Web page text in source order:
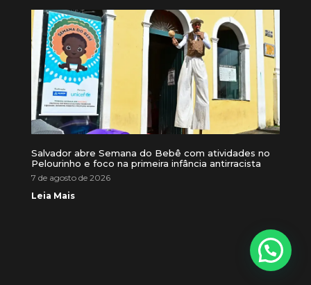
Salvador abre Semana do Bebê com atividades no
Pelourinho e foco na primeira infância antirracista
7 de agosto de 2026
Leia Mais